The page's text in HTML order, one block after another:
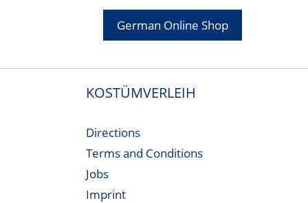
German Online Shop
KOSTÜMVERLEIH
Directions
Terms and Conditions
Jobs
Imprint